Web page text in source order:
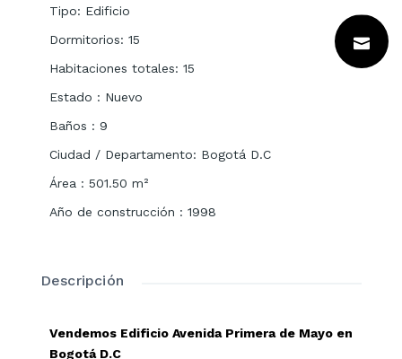
Tipo: Edificio
Dormitorios: 15
Habitaciones totales: 15
Estado : Nuevo
Baños : 9
Ciudad / Departamento: Bogotá D.C
Área : 501.50 m²
Año de construcción : 1998
Descripción
Vendemos Edificio Avenida Primera de Mayo en
Bogotá D.C